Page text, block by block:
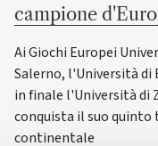
campione
Ai Giochi Europei
Salerno, l'Università di
in finale l'Università di
conquista il suo
continentale